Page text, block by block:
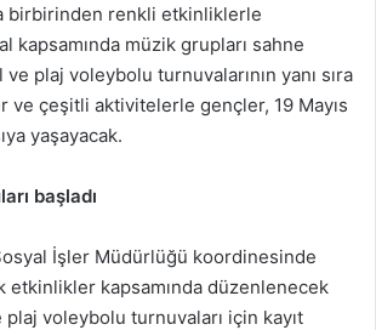
birbirinden renkli etkinliklerle
kapsamında müzik grupları sahne
plaj voleybolu turnuvalarının yanı sıra
ve çeşitli aktivitelerle gençler, 19 Mayıs
yaşayacak.
başladı
İşler Müdürlüğü koordinesinde
kapsamında düzenlenecek
voleybolu turnuvaları için kayıt